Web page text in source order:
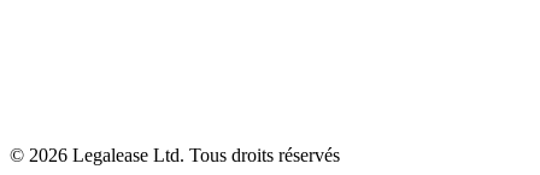
© 2026 Legalease Ltd. Tous droits réservés